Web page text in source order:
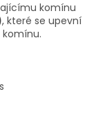
komínu
, které se upevní